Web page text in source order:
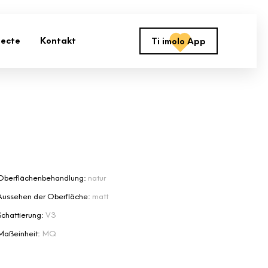
Kontakt Ti imolo App
natur
der Oberfläche: matt
V3
MQ